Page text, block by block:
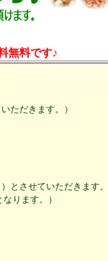
無料です♪
ただきます。）
とさせていただきます。
ります。）